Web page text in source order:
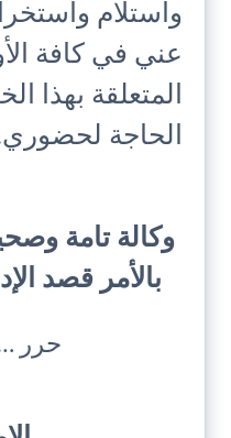
واستلام
عني في كافة
المتعلقة بهذا
الحاجة
وكالة تامة
بالأمر قصد
حرر